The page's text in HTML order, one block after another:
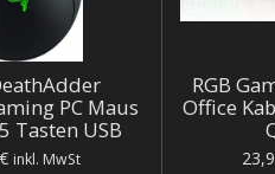
PC Maus
Tasten USB
inkl. MwSt
RGB
Office